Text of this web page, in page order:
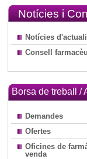
Notícies i
Notícies
Consell
Borsa de treball /
Demandes
Ofertes
Oficines de
venda